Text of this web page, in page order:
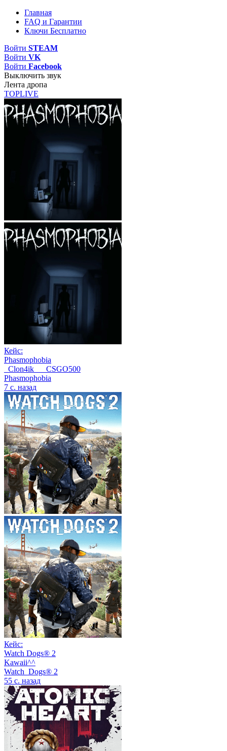
Главная
FAQ и Гарантии
Ключи Бесплатно
Войти STEAM
Войти VK
Войти Facebook
Выключить звук
Лента дропа
TOPLIVE
Кейс:
Phasmophobia
_Clon4ik___CSGO500
Phasmophobia
7 с. назад
Кейс:
Watch Dogs® 2
Kawaii^^
Watch_Dogs® 2
55 с. назад